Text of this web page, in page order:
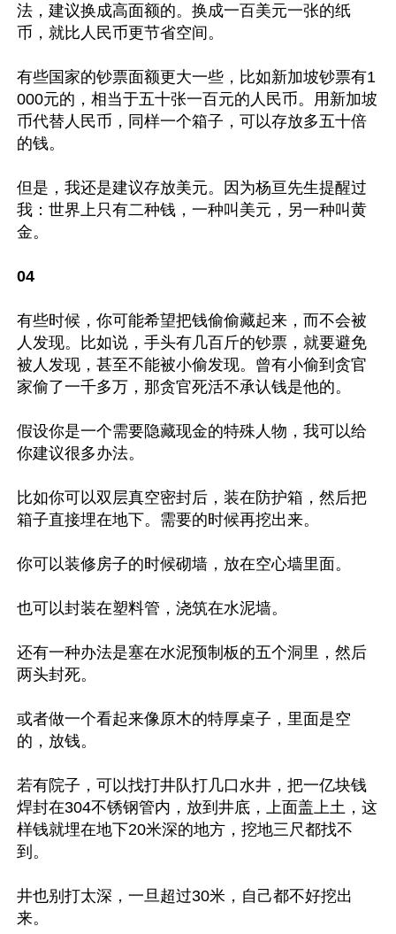
法，建议换成高面额的。换成一百美元一张的纸
币，就比人民币更节省空间。
有些国家的钞票面额更大一些，比如新加坡钞票有1
000元的，相当于五十张一百元的人民币。用新加坡
币代替人民币，同样一个箱子，可以存放多五十倍
的钱。
但是，我还是建议存放美元。因为杨亘先生提醒过
我：世界上只有二种钱，一种叫美元，另一种叫黄
金。
04
有些时候，你可能希望把钱偷偷藏起来，而不会被
人发现。比如说，手头有几百斤的钞票，就要避免
被人发现，甚至不能被小偷发现。曾有小偷到贪官
家偷了一千多万，那贪官死活不承认钱是他的。
假设你是一个需要隐藏现金的特殊人物，我可以给
你建议很多办法。
比如你可以双层真空密封后，装在防护箱，然后把
箱子直接埋在地下。需要的时候再挖出来。
你可以装修房子的时候砌墙，放在空心墙里面。
也可以封装在塑料管，浇筑在水泥墙。
还有一种办法是塞在水泥预制板的五个洞里，然后
两头封死。
或者做一个看起来像原木的特厚桌子，里面是空
的，放钱。
若有院子，可以找打井队打几口水井，把一亿块钱
焊封在304不锈钢管内，放到井底，上面盖上土，这
样钱就埋在地下20米深的地方，挖地三尺都找不
到。
井也别打太深，一旦超过30米，自己都不好挖出
来。